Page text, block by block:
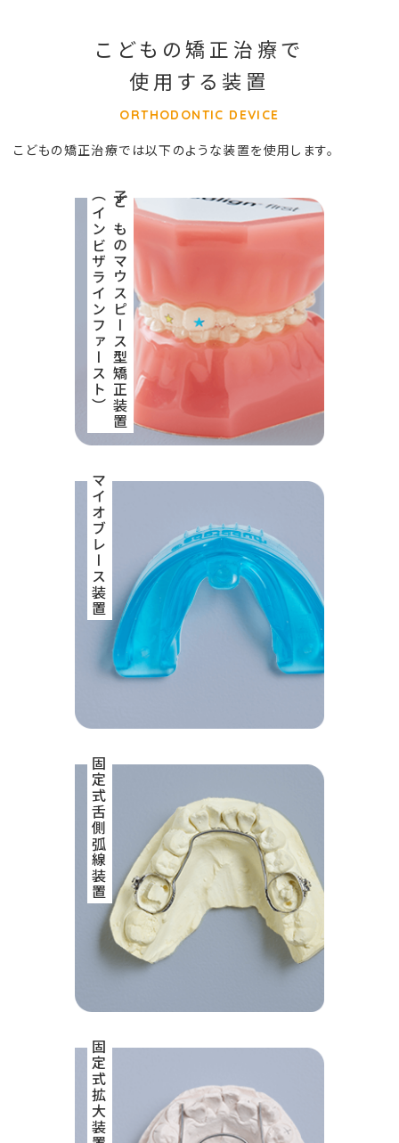
こどもの矯正治療で
使用する装置
ORTHODONTIC DEVICE
こどもの矯正治療では以下のような装置を使用します。
子どものマウスピース型矯正装置
（インビザラインファースト）
マイオブレース装置
固定式舌側弧線装置
固定式拡大装置